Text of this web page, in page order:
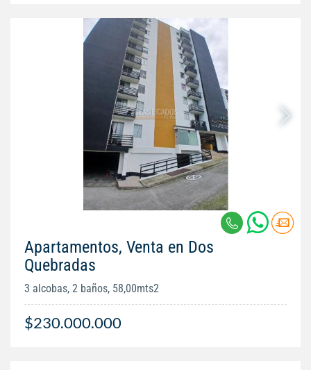
Apartamentos, Venta en Dos
Quebradas
3 alcobas, 2 baños, 58,00mts2
$230.000.000